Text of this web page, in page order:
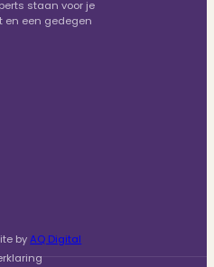
staan voor je
en een gedegen
byAQ Digital